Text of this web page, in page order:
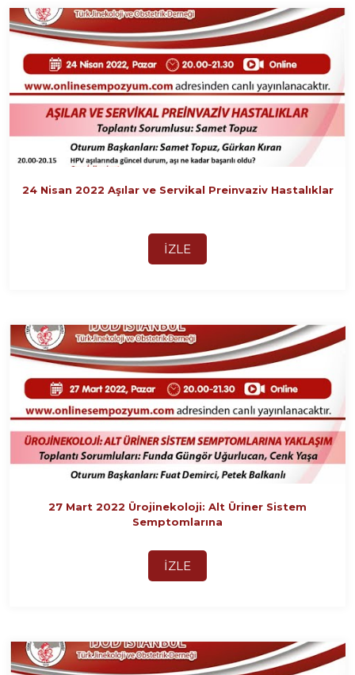
24 Nisan 2022 Aşılar ve Servikal Preinvaziv Hastalıklar
İZLE
27 Mart 2022 Ürojinekoloji: Alt Üriner Sistem
Semptomlarına
İZLE